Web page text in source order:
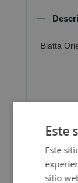
Blatta
Este
Este
sitio